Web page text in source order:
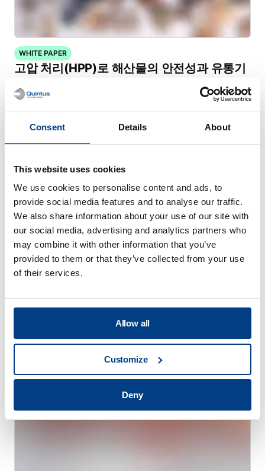
Consent Details About
This website uses cookies
We use cookies to personalise content and ads, to
provide social media features and to analyse our traffic.
We also share information about your use of our site with
our social media, advertising and analytics partners who
may combine it with other information that you’ve
provided to them or that they’ve collected from your use
of their services.
Allow all
Customize
Deny
WHITE PAPER
고압 처리(HPP)로 해산물의 안전성과 유통기
HPP 랩 시리즈